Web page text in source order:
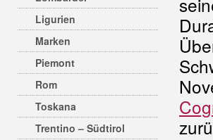
Ligurien
Marken
Piemont
Rom
Toskana
Trentino – Südtirol